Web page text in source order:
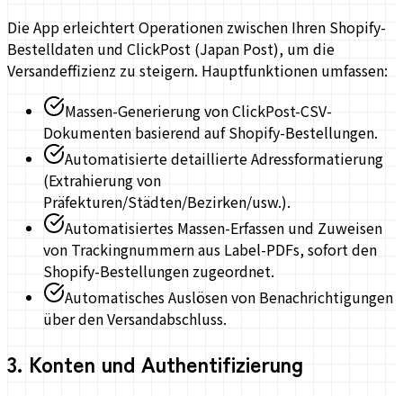
Die App erleichtert Operationen zwischen Ihren Shopify-
Bestelldaten und ClickPost (Japan Post), um die
Versandeffizienz zu steigern. Hauptfunktionen umfassen:
Massen-Generierung von ClickPost-CSV-
Dokumenten basierend auf Shopify-Bestellungen.
Automatisierte detaillierte Adressformatierung
(Extrahierung von
Präfekturen/Städten/Bezirken/usw.).
Automatisiertes Massen-Erfassen und Zuweisen
von Trackingnummern aus Label-PDFs, sofort den
Shopify-Bestellungen zugeordnet.
Automatisches Auslösen von Benachrichtigungen
über den Versandabschluss.
3. Konten und Authentifizierung